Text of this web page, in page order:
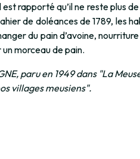
rapporté qu’il ne reste plus
de doléances de 1789, les
du pain d’avoine,
morceau de pain.
paru en 1949 dans "La
villages meusiens".